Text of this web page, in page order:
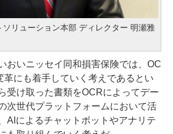
ソリューション本部 ディレクター 明瀬雅
おいニッセイ同和損害保険では、OC
革にも着手していく考えであるとい
受け取った書類をOCRによってデー
次世代プラットフォームにおいて活
AIによるチャットボットやアナリテ